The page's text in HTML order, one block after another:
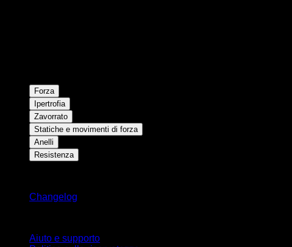
Forza
Ipertrofia
Zavorrato
Statiche e movimenti di forza
Anelli
Resistenza
Changelog
Aiuto e supporto